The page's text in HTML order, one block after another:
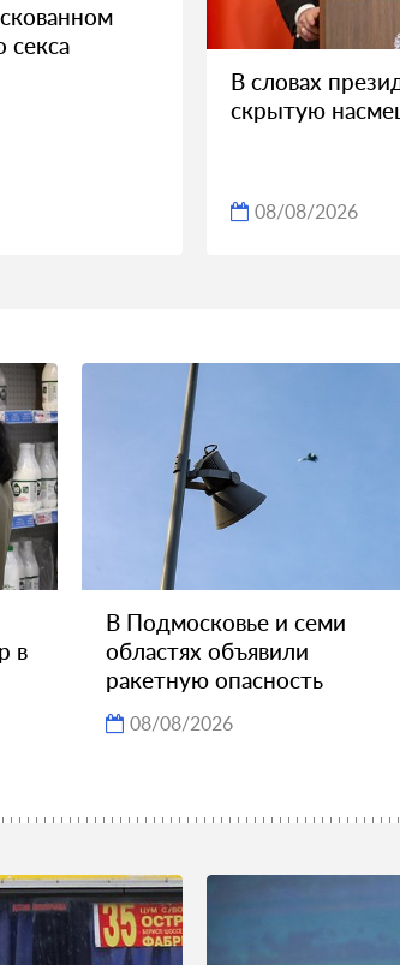
В словах
скрытую
08/08/2026
в
В Подмосковье и семи
областях объявили
ракетную опасность
08/08/2026